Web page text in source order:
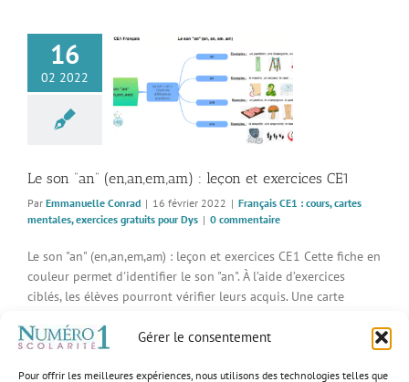
Gérer le consentement
Pour offrir les meilleures expériences, nous utilisons des technologies telles que
16
02 2022
(en,an,em,am) :
exercices CE1
: cours, cartes
exercices gratuits
Le son “an” (en,an,em,am) : leçon et exercices CE1
Par Emmanuelle Conrad | 16 février 2022 | Français CE1 : cours, cartes
mentales, exercices gratuits pour Dys | 0 commentaire
Le son "an" (en,an,em,am) : leçon et exercices CE1 Cette fiche en
couleur permet d'identifier le son "an". À l’aide d’exercices
ciblés, les élèves pourront vérifier leurs acquis. Une carte
de la leçon. Pour télécharger la fiche au format pdf: Le son